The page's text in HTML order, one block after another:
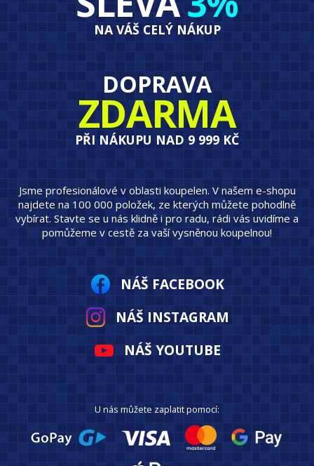
NA VÁŠ CELÝ NÁKUP
DOPRAVA
ZDARMA
PŘI NÁKUPU NAD 9 999 KČ
Jsme profesionálové v oblasti koupelen. V našem e-shopu
najdete na 100 000 položek, ze kterých můžete pohodlně
vybírat. Stavte se u nás klidně i pro radu, rádi vás uvidíme a
pomůžeme v cestě za vaší vysněnou koupelnou!
NÁŠ FACEBOOK
NÁŠ INSTAGRAM
NÁŠ YOUTUBE
U nás můžete zaplatit pomocí: